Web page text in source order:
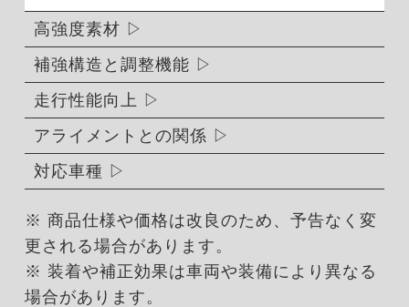
高強度素材
補強構造と調整機能
走行性能向上
アライメントとの関係
対応車種
※ 商品仕様や価格は改良のため、予告なく変
更される場合があります。
※ 装着や補正効果は車両や装備により異なる
場合があります。